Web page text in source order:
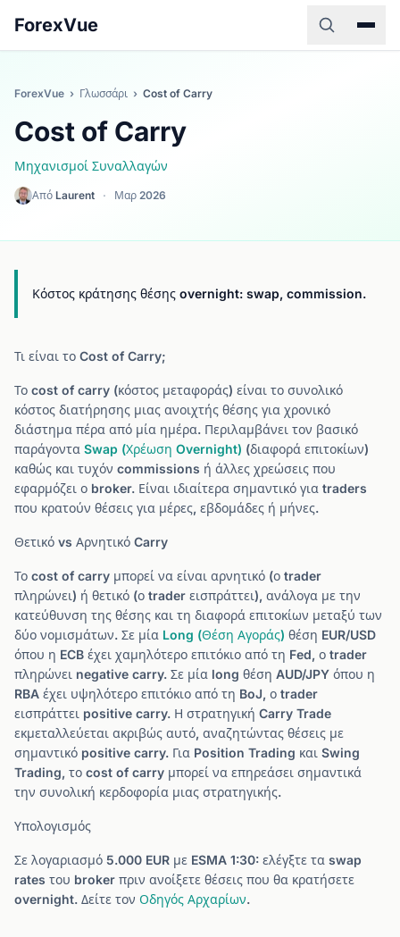
ForexVue
ForexVue › Γλωσσάρι › Cost of Carry
Cost of Carry
Μηχανισμοί Συναλλαγών
Από Laurent · Μαρ 2026
Κόστος κράτησης θέσης overnight: swap, commission.
Τι είναι το Cost of Carry;
Το cost of carry (κόστος μεταφοράς) είναι το συνολικό
κόστος διατήρησης μιας ανοιχτής θέσης για χρονικό
διάστημα πέρα από μία ημέρα. Περιλαμβάνει τον βασικό
παράγοντα Swap (Χρέωση Overnight) (διαφορά επιτοκίων)
καθώς και τυχόν commissions ή άλλες χρεώσεις που
εφαρμόζει ο broker. Είναι ιδιαίτερα σημαντικό για traders
που κρατούν θέσεις για μέρες, εβδομάδες ή μήνες.
Θετικό vs Αρνητικό Carry
Το cost of carry μπορεί να είναι αρνητικό (ο trader
πληρώνει) ή θετικό (ο trader εισπράττει), ανάλογα με την
κατεύθυνση της θέσης και τη διαφορά επιτοκίων μεταξύ των
δύο νομισμάτων. Σε μία Long (Θέση Αγοράς) θέση EUR/USD
όπου η ECB έχει χαμηλότερο επιτόκιο από τη Fed, ο trader
πληρώνει negative carry. Σε μία long θέση AUD/JPY όπου η
RBA έχει υψηλότερο επιτόκιο από τη BoJ, ο trader
εισπράττει positive carry. Η στρατηγική Carry Trade
εκμεταλλεύεται ακριβώς αυτό, αναζητώντας θέσεις με
σημαντικό positive carry. Για Position Trading και Swing
Trading, το cost of carry μπορεί να επηρεάσει σημαντικά
την συνολική κερδοφορία μιας στρατηγικής.
Υπολογισμός
Σε λογαριασμό 5.000 EUR με ESMA 1:30: ελέγξτε τα swap
rates του broker πριν ανοίξετε θέσεις που θα κρατήσετε
overnight. Δείτε τον Οδηγός Αρχαρίων.